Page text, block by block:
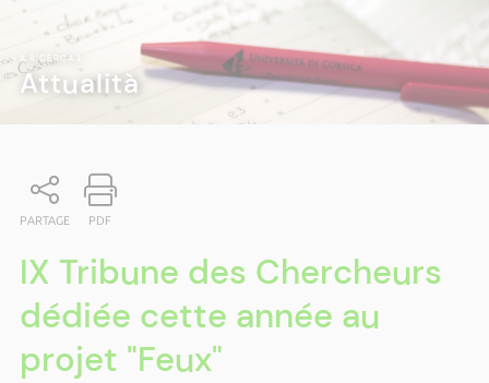
A RICERCA
Attualità
PARTAGE PDF
IX Tribune des Chercheurs
dédiée cette année au
projet "Feux"